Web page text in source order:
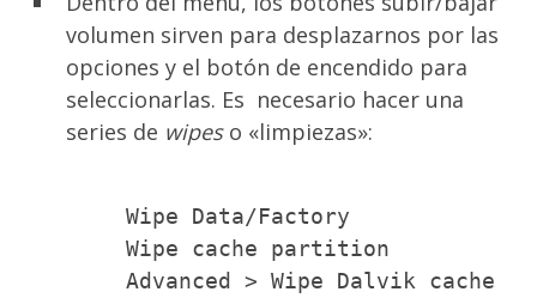
volumen sirven para desplazarnos por las
opciones y el botón de encendido para
seleccionarlas. Es necesario hacer una
series de wipeso «limpiezas»:
Wipe Data/Factory
Wipe cache partition
Advanced > Wipe Dalvik cache